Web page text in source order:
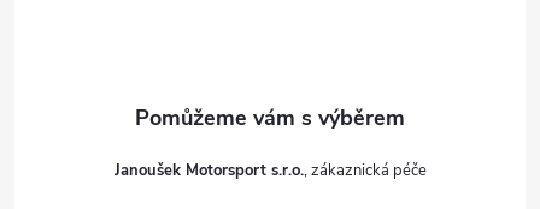
Janoušek Motorsport s.r.o.